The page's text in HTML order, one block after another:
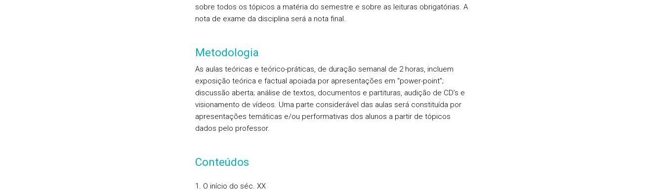
sobre todos os tópicos a matéria do semestre e sobre as leituras obrigatórias. A
nota de exame da disciplina será a nota final.
Metodologia
As aulas teóricas e teórico-práticas, de duração semanal de 2 horas, incluem
exposição teórica e factual apoiada por apresentações em “power-point”;
discussão aberta; análise de textos, documentos e partituras, audição de CD’s e
visionamento de vídeos. Uma parte considerável das aulas será constituída por
apresentações temáticas e/ou performativas dos alunos a partir de tópicos
dados pelo professor.
Conteúdos
O início do séc. XX